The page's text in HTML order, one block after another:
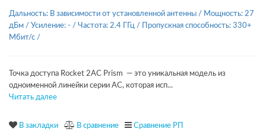
Дальность: В зависимости от установленной антенны / Мощность: 27
дБм / Усиление: - / Частота: 2.4 ГГц /
Пропускная способность: 330+
Мбит/с /
Точка доступа Rocket 2AC Prism — это уникальная модель из
одноименной линейки серии АС, которая исп...
Читать далее
В закладки В сравнение Сравнение РП